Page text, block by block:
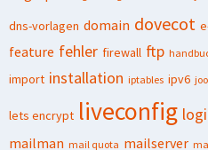
dns-vorlagen domain dovecot
feature fehler firewall ftp
import installation iptables ipv6
lets encrypt liveconfig
mailman mail quota mailserver